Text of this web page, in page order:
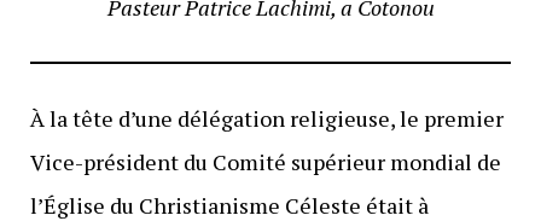
Pasteur Patrice Lachimi, a Cotonou
À la tête d’une délégation religieuse, le premier
Vice-président du Comité supérieur mondial de
l’Église du Christianisme Céleste était à